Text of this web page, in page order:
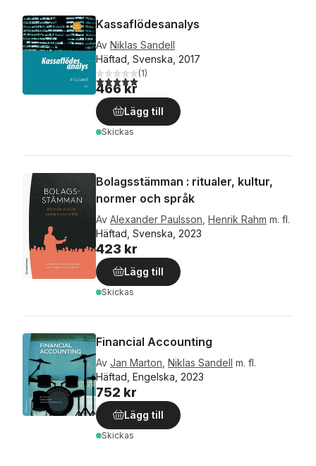
Kassaflödesanalys
Av Niklas Sandell
Häftad, Svenska, 2017
5,0utav 5 stjärnor. Totalt antal röster:
(1)
466 kr
Lägg till
Skickas
Bolagsstämman : ritualer, kultur,
normer och språk
Av Alexander Paulsson Henrik Rahm m. fl.
Häftad, Svenska, 2023
423 kr
Lägg till
Skickas
Financial Accounting
Av Jan Marton Niklas Sandell m. fl.
Häftad, Engelska, 2023
752 kr
Lägg till
Skickas